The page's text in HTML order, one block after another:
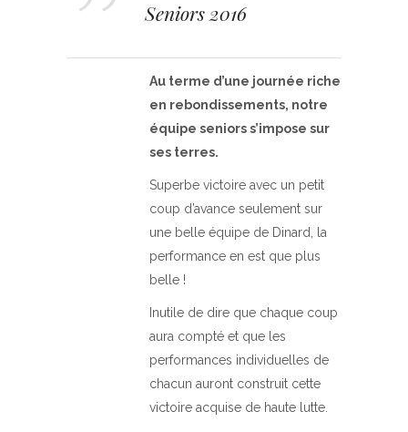
Seniors 2016
Au terme d’une journée riche
en rebondissements, notre
équipe seniors s’impose sur
ses terres.
Superbe victoire avec un petit
coup d’avance seulement sur
une belle équipe de Dinard, la
performance en est que plus
belle !
Inutile de dire que chaque coup
aura compté et que les
performances individuelles de
chacun auront construit cette
victoire acquise de haute lutte.